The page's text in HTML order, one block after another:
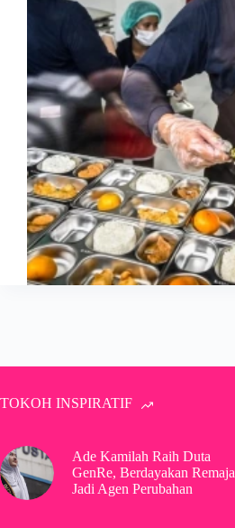
TOKOH INSPIRATIF
Ade Kamilah Raih Duta
GenRe, Berdayakan Remaja
Jadi Agen Perubahan